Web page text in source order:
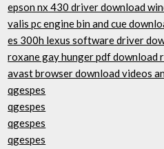
epson nx 430 driver download
valis pc engine bin and cue
es 300h lexus software driver
roxane gay hunger pdf download
avast browser download videos
qgespes
qgespes
qgespes
qgespes